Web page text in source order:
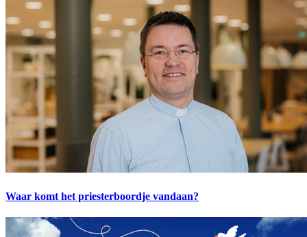
Waar komt het priesterboordje vandaan?